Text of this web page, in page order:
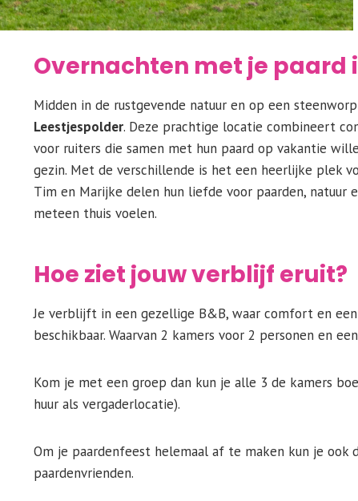
Overnachten met je paard
Midden in de rustgevende natuur en op een
Leestjespolder. Deze prachtige locatie combineert
voor ruiters die samen met hun paard op vakantie
gezin. Met de verschillende is het een heerlijke plek
Tim en Marijke delen hun liefde voor paarden,
meteen thuis voelen.
Hoe ziet jouw verblijf eruit?
Je verblijft in een gezellige B&B, waar comfort en
beschikbaar. Waarvan 2 kamers voor 2 personen en
Kom je met een groep dan kun je alle 3 de kamers
huur als vergaderlocatie).
Om je paardenfeest helemaal af te maken kun je
paardenvrienden.